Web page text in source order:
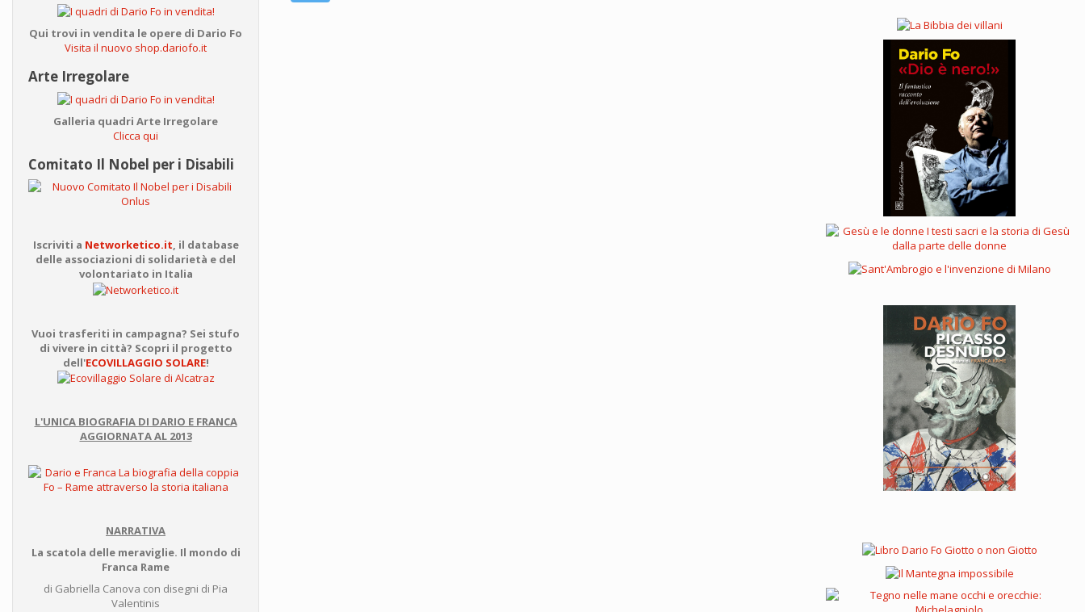
Qui trovi in vendita le opere di Dario Fo
Visita il nuovo shop.dariofo.it
Arte Irregolare
Galleria quadri Arte Irregolare
Clicca qui
Comitato Il Nobel per i Disabili
Iscriviti a Networketico.it, il database
delle associazioni di solidarietà e del
volontariato in Italia
Vuoi trasferiti in campagna? Sei stufo
di vivere in città? Scopri il progetto
dell'ECOVILLAGGIO SOLARE!
L'UNICA BIOGRAFIA DI DARIO E FRANCA
AGGIORNATA AL 2013
NARRATIVA
La scatola delle meraviglie. Il mondo di
Franca Rame
di Gabriella Canova con disegni di Pia
Valentinis